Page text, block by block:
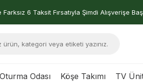
6 Taksit Fırsatıyla Şimdi Alışverişe
Oturma Odası Köşe Takımı TV